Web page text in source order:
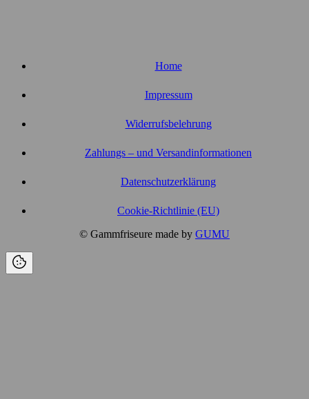
Home
Impressum
Widerrufsbelehrung
Zahlungs – und Versandinformationen
Datenschutzerklärung
Cookie-Richtlinie (EU)
© Gammfriseure made by GUMU